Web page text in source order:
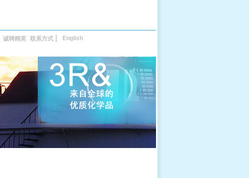
诚聘精英 联系方式 English